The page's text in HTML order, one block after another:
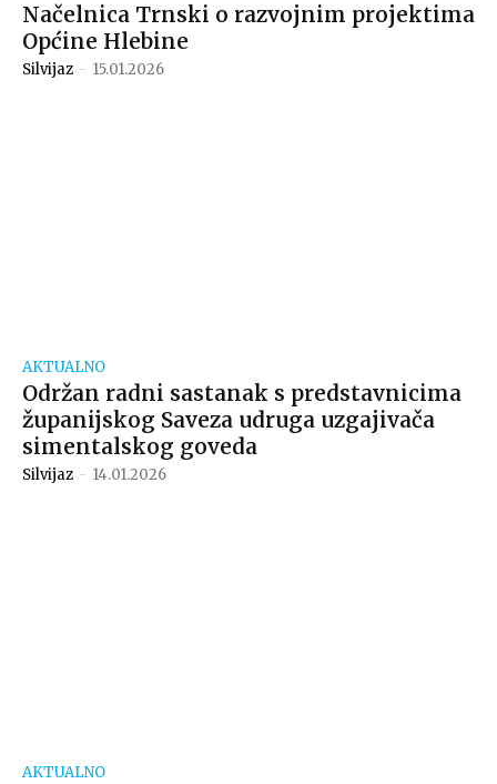
Načelnica Trnski o razvojnim projektima
Općine Hlebine
Silvijaz - 15.01.2026
AKTUALNO
Održan radni sastanak s predstavnicima
županijskog Saveza udruga uzgajivača
simentalskog goveda
Silvijaz - 14.01.2026
AKTUALNO